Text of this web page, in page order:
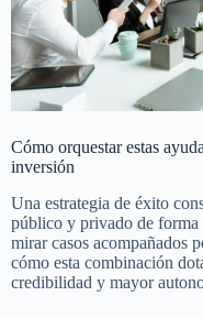
Cómo orquestar estas
inversión
Una estrategia de éxito
público y privado de forma
mirar casos acompañados
cómo esta combinación
credibilidad y mayor